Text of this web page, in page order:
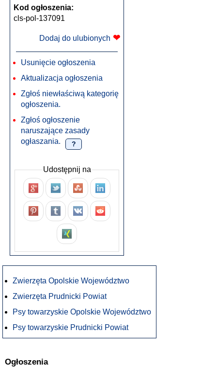
Kod ogłoszenia:
cls-pol-137091
Dodaj do ulubionych ❤
Usunięcie ogłoszenia
Aktualizacja ogłoszenia
Zgłoś niewłaściwą kategorię
ogłoszenia.
Zgłoś ogłoszenie
naruszające zasady
ogłaszania.
?
Udostępnij na
Zwierzęta Opolskie Województwo
Zwierzęta Prudnicki Powiat
Psy towarzyskie Opolskie Województwo
Psy towarzyskie Prudnicki Powiat
Ogłoszenia